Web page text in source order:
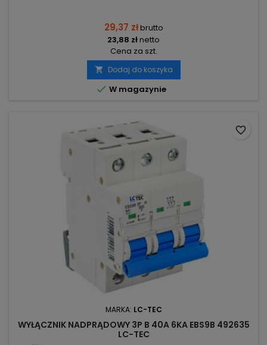
29,37 złbrutto
23,88 złnetto
Cena za szt.
 Dodaj do koszyka
 W magazynie
MARKA: LC-TEC
WYŁĄCZNIK NADPRĄDOWY 3P B 40A 6KA EBS9B 492635
LC-TEC
favorite_border